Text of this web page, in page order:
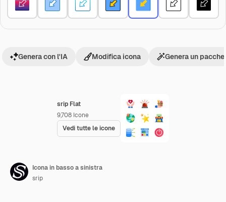
srip Flat
9,708 Icone
Vedi tutte le icone
Genera con l'IA Modifica icona Genera un
Icona in basso a sinistra
srip